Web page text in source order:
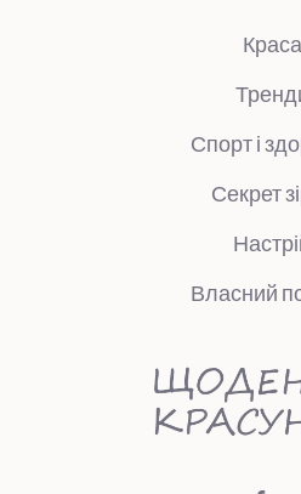
Краса
Спорт і
Секрет
Власний